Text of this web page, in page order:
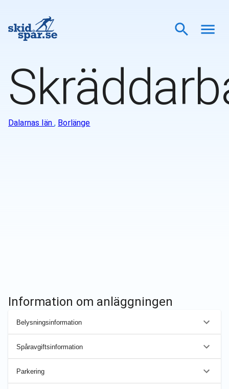
Dalarnas län , Borlänge
Information om anläggningen
Belysningsinformation
Spåravgiftsinformation
Parkering